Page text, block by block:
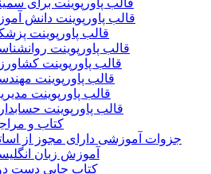
قالب پاورپوینت دانش
قالب پاورپوینت
قالب پاورپوینت
قالب پاورپوینت
قالب پاورپوینت
قالب پاورپوینت
قالب پاورپوینت
کتاب و
جزوات آموزشی دارای مجوز از
آموزش زبان
کتاب چاپی دست